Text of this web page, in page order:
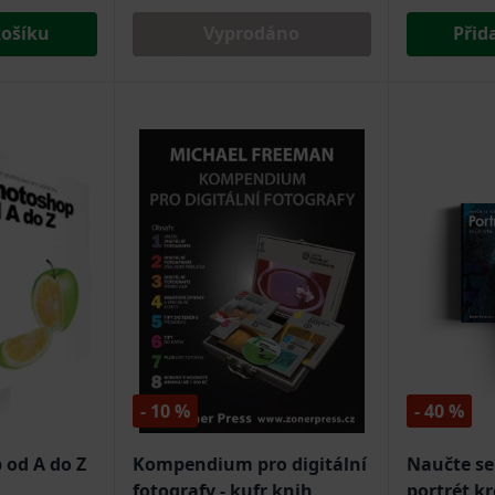
A do Z
- 10 %
Kompendium pro digitální
- 40 %
Naučte